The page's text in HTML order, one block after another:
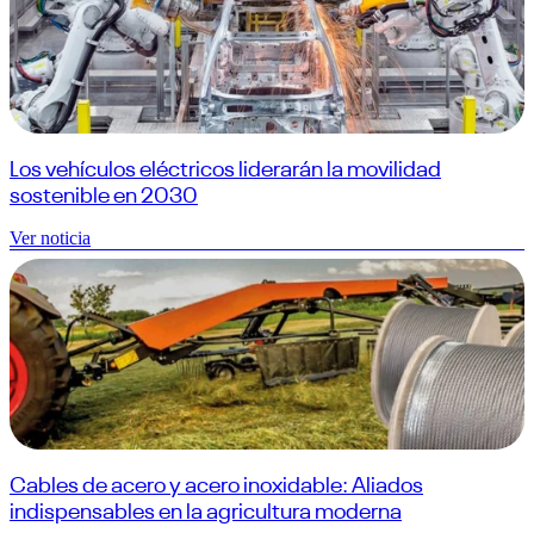
Los vehículos eléctricos liderarán la movilidad
sostenible en 2030
Ver noticia
Cables de acero y acero inoxidable: Aliados
indispensables en la agricultura moderna